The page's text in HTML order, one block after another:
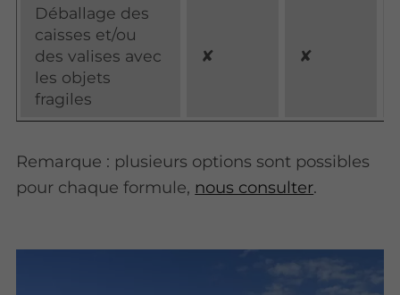
Déballage des
caisses et/ou
des valises avec
les objets
fragiles
✘ ✘
Remarque : plusieurs options sont possibles
pour chaque formule, nous consulter.